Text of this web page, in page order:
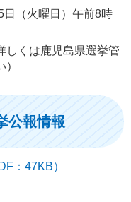
日（火曜日）午前8時
しくは鹿児島県選挙管
公報情報
：47KB）